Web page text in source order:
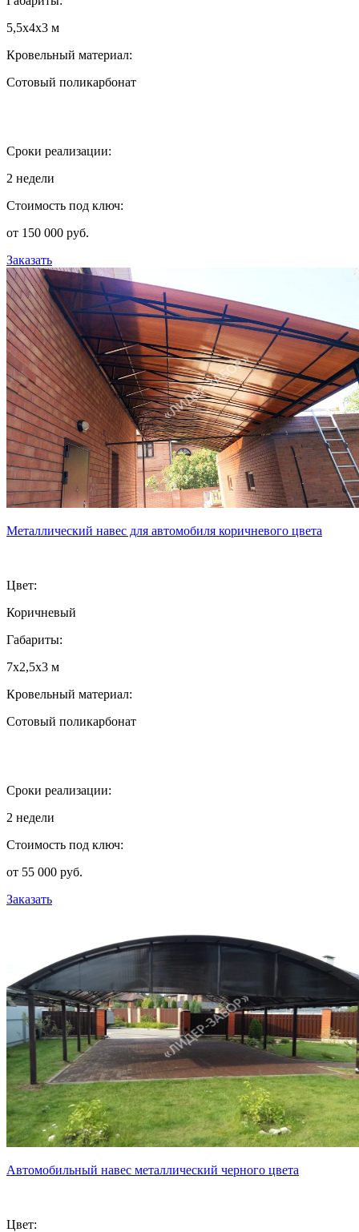
5,5х4х3 м
Кровельный материал:
Сотовый поликарбонат
Сроки реализации:
2 недели
Стоимость под ключ:
от 150 000 руб.
Заказать
Металлический навес для автомобиля коричневого цвета
Цвет:
Коричневый
Габариты:
7х2,5х3 м
Кровельный материал:
Сотовый поликарбонат
Сроки реализации:
2 недели
Стоимость под ключ:
от 55 000 руб.
Заказать
Автомобильный навес металлический черного цвета
Цвет: